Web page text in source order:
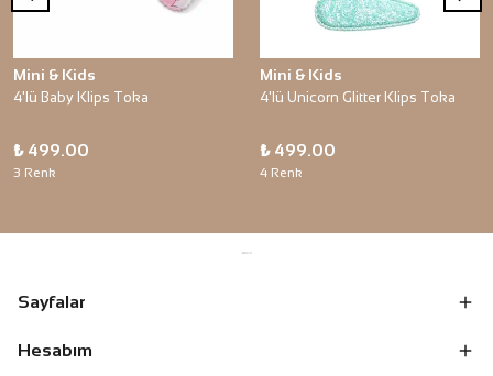
Mini & Kids
4'lü Baby Klips Toka
₺ 499.00
3 Renk
Mini & Kids
4'lü Unicorn Glitter Klips Toka
₺ 499.00
4 Renk
Sayfalar
Hesabım